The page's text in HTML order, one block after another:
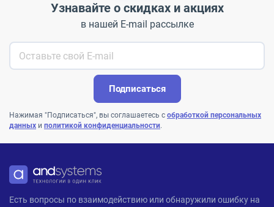
Узнавайте о скидках и акциях
в нашей E-mail рассылке
Подписаться
Нажимая "Подписаться", вы соглашаетесь с обработкой персональных
данных и политикой конфиденциальности.
ANDPRO
Есть вопросы по взаимодействию или обнаружили ошибку на